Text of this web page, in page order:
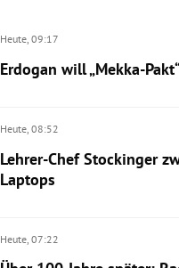
Heute, 09:17
Erdogan will „Mekka-
Heute, 08:52
Lehrer-Chef Stockinger
Laptops
Heute, 07:22